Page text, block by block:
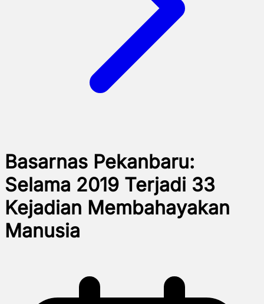
Basarnas Pekanbaru:
Selama 2019 Terjadi 33
Kejadian Membahayakan
Manusia